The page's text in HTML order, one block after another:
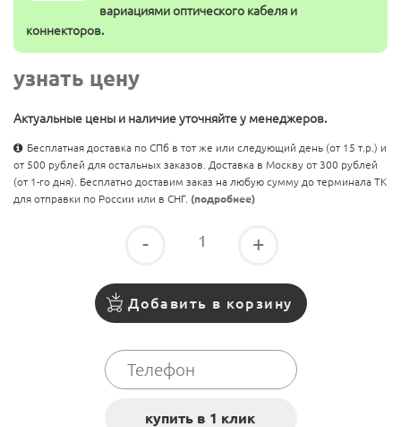
вариациями оптического кабеля и
коннекторов.
узнать цену
Актуальные цены и наличие уточняйте у менеджеров.
Бесплатная доставка по СПб в тот же или следующий день (от 15 т.р.) и
от 500 рублей для остальных заказов. Доставка в Москву от 300 рублей
(от 1-го дня). Бесплатно доставим заказ на любую сумму до терминала ТК
для отправки по России или в СНГ. (подробнее)
- +
Добавить в корзину